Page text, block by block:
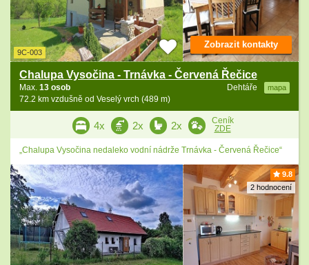
9C-003
Chalupa Vysočina - Trnávka - Červená Řečice
Dehtáře mapa
Max. 13 osob
72.2 km vzdušně od Veselý vrch (489 m)
Zobrazit kontakty
4x 2x 2x
Ceník
ZDE
„Chalupa Vysočina nedaleko vodní nádrže Trnávka - Červená Řečice“
9.8
2 hodnocení